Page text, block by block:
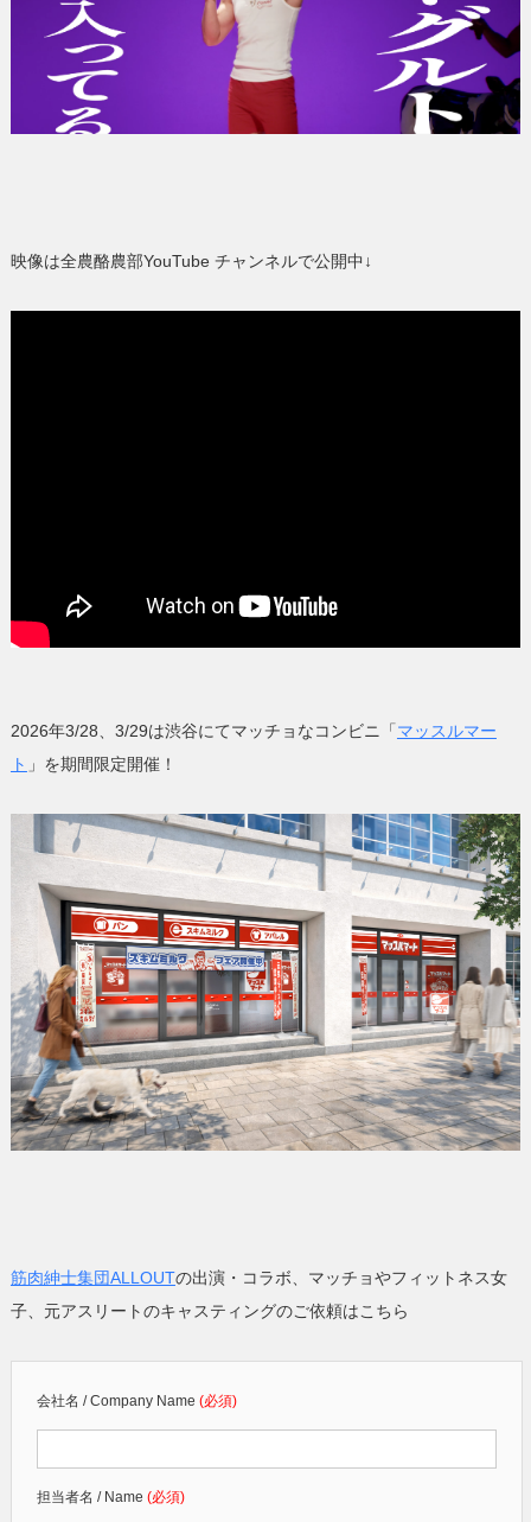
映像は全農酪農部YouTube チャンネルで公開中↓
2026年3/28、3/29は渋谷にてマッチョなコンビニ「マッスルマー
ト 」を期間限定開催！
筋肉紳士集団ALLOUTの出演・コラボ、マッチョやフィットネス女
子、元アスリートのキャスティングのご依頼はこちら
会社名 / Company Name (必須)
担当者名 / Name (必須)